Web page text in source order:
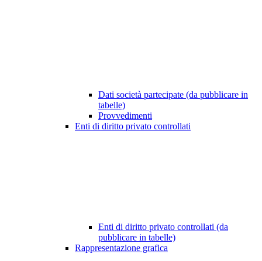
Dati società partecipate (da pubblicare in
tabelle)
Provvedimenti
Enti di diritto privato controllati
Enti di diritto privato controllati (da
pubblicare in tabelle)
Rappresentazione grafica